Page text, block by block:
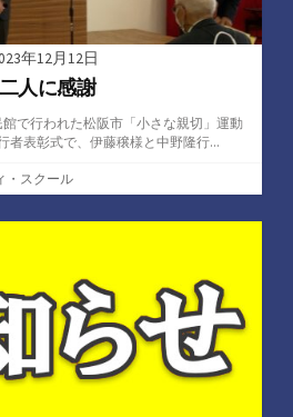
年12月12日
人に感謝
で行われた松阪市「小さな親切」運動
者表彰式で、伊藤穣様と中野隆行...
・スクール